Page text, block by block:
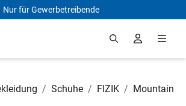
Nur für Gewerbetreibende
/ Schuhe / FIZIK / Mountain